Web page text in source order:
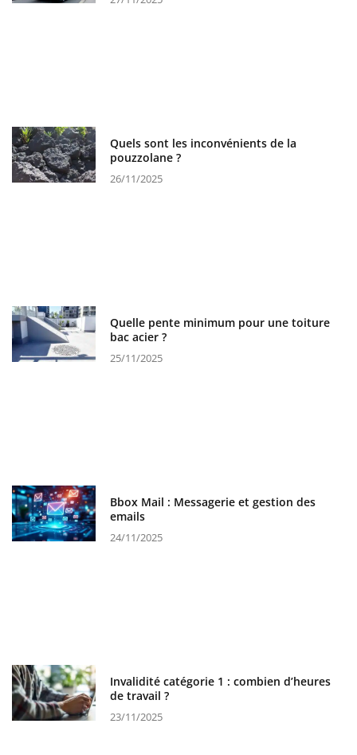
Quels sont les inconvénients de la
pouzzolane ?
26/11/2025
Quelle pente minimum pour une toiture
bac acier ?
25/11/2025
Bbox Mail : Messagerie et gestion des
emails
24/11/2025
Invalidité catégorie 1 : combien d’heures
de travail ?
23/11/2025